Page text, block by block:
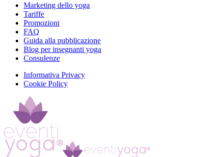
Marketing dello yoga
Tariffe
Promozioni
FAQ
Guida alla pubblicazione
Blog per insegnanti yoga
Consulenze
Informativa Privacy
Cookie Policy